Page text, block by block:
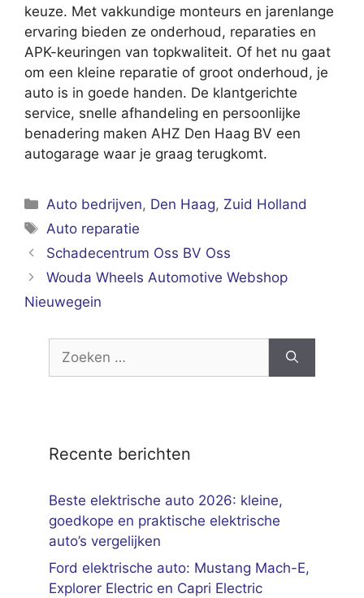
keuze. Met vakkundige monteurs en jarenlange
ervaring bieden ze onderhoud, reparaties en
APK-keuringen van topkwaliteit. Of het nu gaat
om een kleine reparatie of groot onderhoud, je
auto is in goede handen. De klantgerichte
service, snelle afhandeling en persoonlijke
benadering maken AHZ Den Haag BV een
autogarage waar je graag terugkomt.
Categorieën
Auto bedrijven, Den Haag, Zuid Holland
Tags
Auto reparatie
Schadecentrum Oss BV Oss
Wouda Wheels Automotive Webshop
Nieuwegein
naar:
Recente berichten
Beste elektrische auto 2026: kleine,
goedkope en praktische elektrische
auto’s vergelijken
Ford elektrische auto: Mustang Mach-E,
Explorer Electric en Capri Electric